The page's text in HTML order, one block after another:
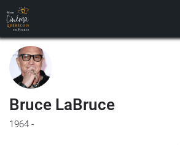
Bruce LaBruce
1964 -